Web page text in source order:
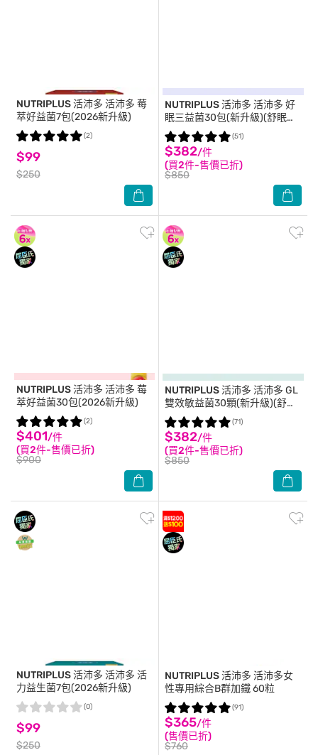
NUTRIPLUS 活沛多 活沛多 莓
萃好益菌7包(2026新升級)
$99
$250
(2)
NUTRIPLUS 活沛多 活沛多 好
眠三益菌30包(新升級)(舒眠益
生菌)
$382/件
(買2件-售價已折)
$850
(51)
NUTRIPLUS 活沛多 活沛多 莓
萃好益菌30包(2026新升級)
$401/件
(買2件-售價已折)
$900
(2)
NUTRIPLUS 活沛多 活沛多 GL
雙效敏益菌30顆(新升級)(舒敏
益生菌)
$382/件
(買2件-售價已折)
$850
(71)
NUTRIPLUS 活沛多 活沛多 活
力益生菌7包(2026新升級)
$99
$250
(0)
NUTRIPLUS 活沛多 活沛多女
性專用綜合B群加鐵 60粒
$365/件
(售價已折)
$760
(91)